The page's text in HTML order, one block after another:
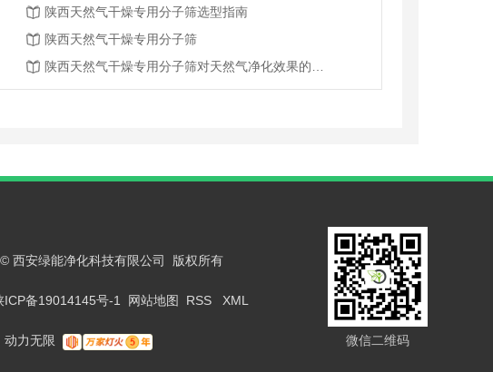
陕西天然气干燥专用分子筛选型指南
陕西天然气干燥专用分子筛
陕西天然气干燥专用分子筛对天然气净化效果的影响分析
西安绿能净化科技有限公司 版权所有
ICP备19014145号-1 网站地图 RSS XML
动力无限 微信二维码